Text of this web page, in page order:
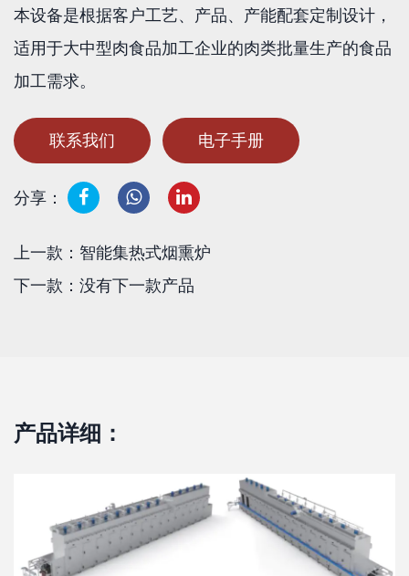
本设备是根据客户工艺、产品、产能配套定制设计，
适用于大中型肉食品加工企业的肉类批量生产的食品
加工需求。
联系我们 电子手册
分享：
上一款：智能集热式烟熏炉
下一款：没有下一款产品
产品详细：